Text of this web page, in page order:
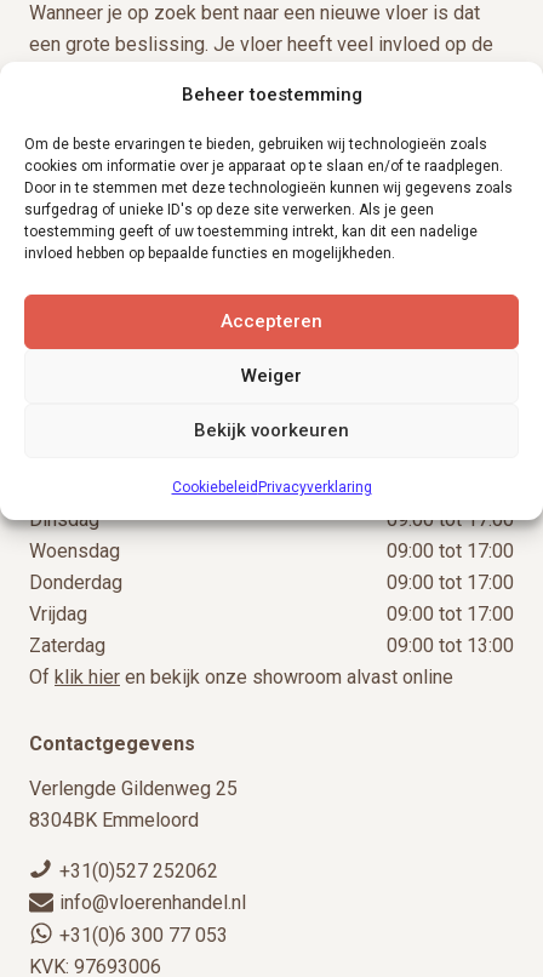
Beheer toestemming
Om de beste ervaringen te bieden, gebruiken wij technologieën zoals
cookies om informatie over je apparaat op te slaan en/of te raadplegen.
Door in te stemmen met deze technologieën kunnen wij gegevens zoals
surfgedrag of unieke ID's op deze site verwerken. Als je geen
toestemming geeft of uw toestemming intrekt, kan dit een nadelige
invloed hebben op bepaalde functies en mogelijkheden.
Accepteren
Weiger
Bekijk voorkeuren
CookiebeleidPrivacyverklaring
Wanneer je op zoek bent naar een nieuwe vloer is dat
een grote beslissing. Je vloer heeft veel invloed op de
Emmeloord wilt gaan kijken, nodigen we je van harte uit in
onze showroom.
Snel naar
Home
Overige vloeren
Dinsdag
09:00 tot 17:00
Woensdag
09:00 tot 17:00
Donderdag
09:00 tot 17:00
Vrijdag
09:00 tot 17:00
Zaterdag
09:00 tot 13:00
Of klik hier en bekijk onze showroom alvast online
Contactgegevens
Verlengde Gildenweg 25
8304BK Emmeloord
+31(0)527 252062
info@vloerenhandel.nl
+31(0)6 300 77 053
KVK: 97693006